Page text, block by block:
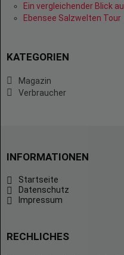
Ein vergleichender Blick
Ebensee Salzwelten Tour
KATEGORIEN
Magazin
Verbraucher
INFORMATIONEN
Startseite
Datenschutz
Impressum
RECHLICHES